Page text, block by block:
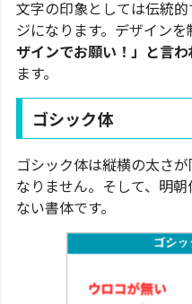
文字の印象としては伝統
ジになります。デザイン
ザインでお願い！」と言
ます。
ゴシック体
ゴシック体は縦横の太さ
なりません。そして、明
ない書体です。